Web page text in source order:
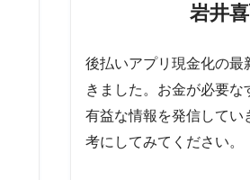
岩井
後払いアプリ現金化の最
きました。お金が必要な
有益な情報を発信してい
考にしてみてください。